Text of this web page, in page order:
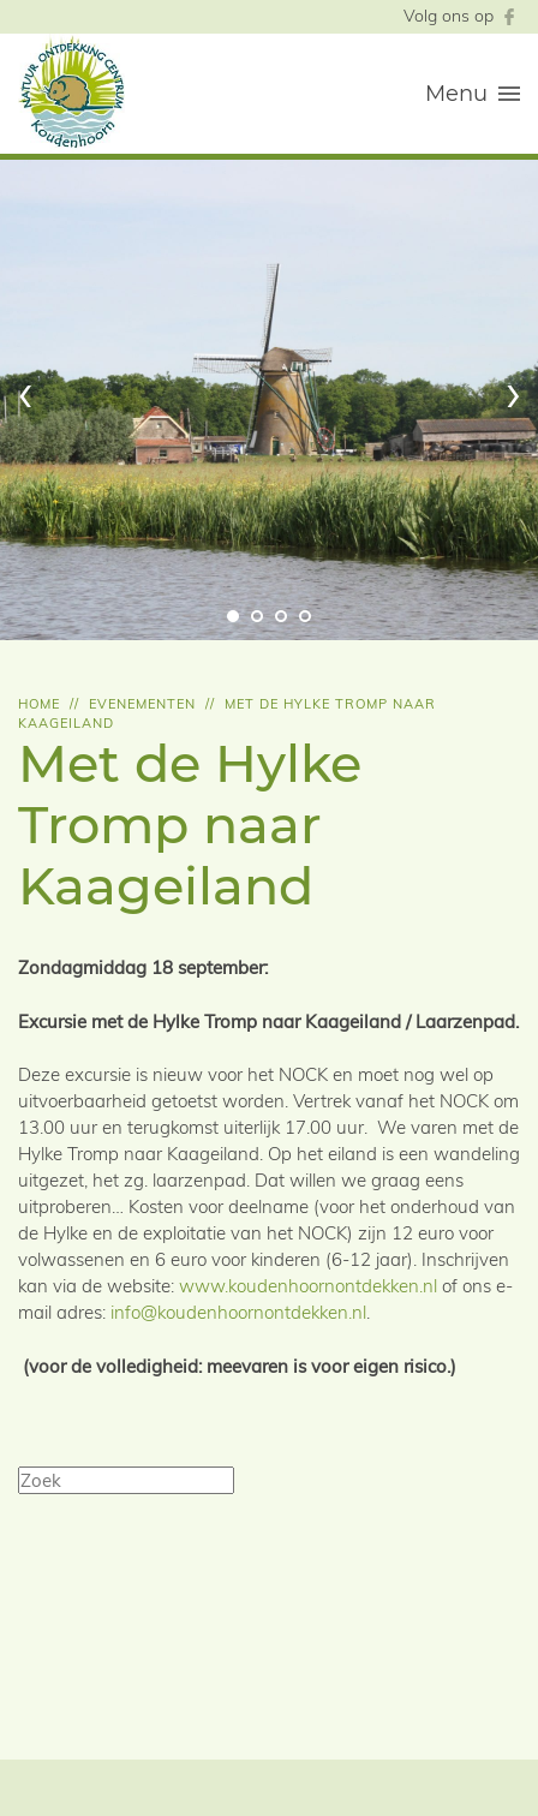
Volg ons op
Menu
‹ ›
HOME // EVENEMENTEN // MET DE HYLKE TROMP NAAR
KAAGEILAND
Met de Hylke
Tromp naar
Kaageiland
Zondagmiddag 18 september:
Excursie met de Hylke Tromp naar Kaageiland / Laarzenpad.
Deze excursie is nieuw voor het NOCK en moet nog wel op
uitvoerbaarheid getoetst worden. Vertrek vanaf het NOCK om
13.00 uur en terugkomst uiterlijk 17.00 uur. We varen met de
Hylke Tromp naar Kaageiland. Op het eiland is een wandeling
uitgezet, het zg. laarzenpad. Dat willen we graag eens
uitproberen… Kosten voor deelname (voor het onderhoud van
de Hylke en de exploitatie van het NOCK) zijn 12 euro voor
volwassenen en 6 euro voor kinderen (6-12 jaar). Inschrijven
kan via de website: www.koudenhoornontdekken.nl of ons e-
mail adres: info@koudenhoornontdekken.nl.
(voor de volledigheid: meevaren is voor eigen risico.)